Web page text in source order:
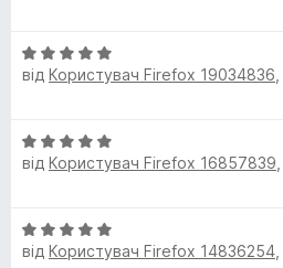
5
н
к
з
5
О
ц
к
а
5
від Користувач Firefox 19034836
О
ц
к
а
від Користувач Firefox 16857839
О
ц
від Користувач Firefox 14836254